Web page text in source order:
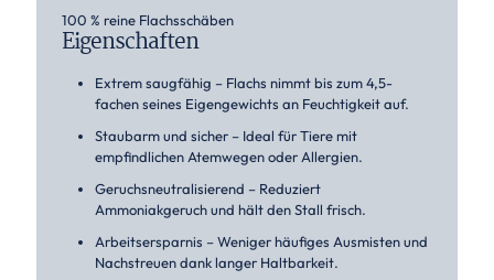
100 % reine Flachsschäben
Eigenschaften
Extrem saugfähig – Flachs nimmt bis zum 4,5-
fachen seines Eigengewichts an Feuchtigkeit auf.
Staubarm und sicher – Ideal für Tiere mit
empfindlichen Atemwegen oder Allergien.
Geruchsneutralisierend – Reduziert
Ammoniakgeruch und hält den Stall frisch.
Arbeitsersparnis – Weniger häufiges Ausmisten und
Nachstreuen dank langer Haltbarkeit.